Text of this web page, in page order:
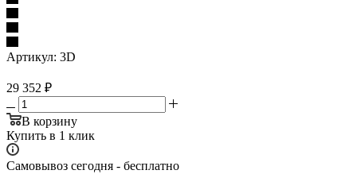
Артикул: 3D
29 352 ₽
В корзину
Купить в 1 клик
Самовывоз сегодня - бесплатно